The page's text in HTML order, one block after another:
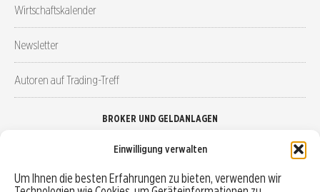
Einwilligung verwalten
Um Ihnen die besten Erfahrungen zu bieten, verwenden wir
Wirtschaftskalender
Newsletter
Autoren auf Trading-Treff
BROKER UND GELDANLAGEN